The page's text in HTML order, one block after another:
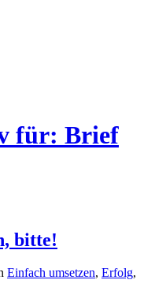
für: Brief
bitte!
Einfach umsetzen, Erfolg,